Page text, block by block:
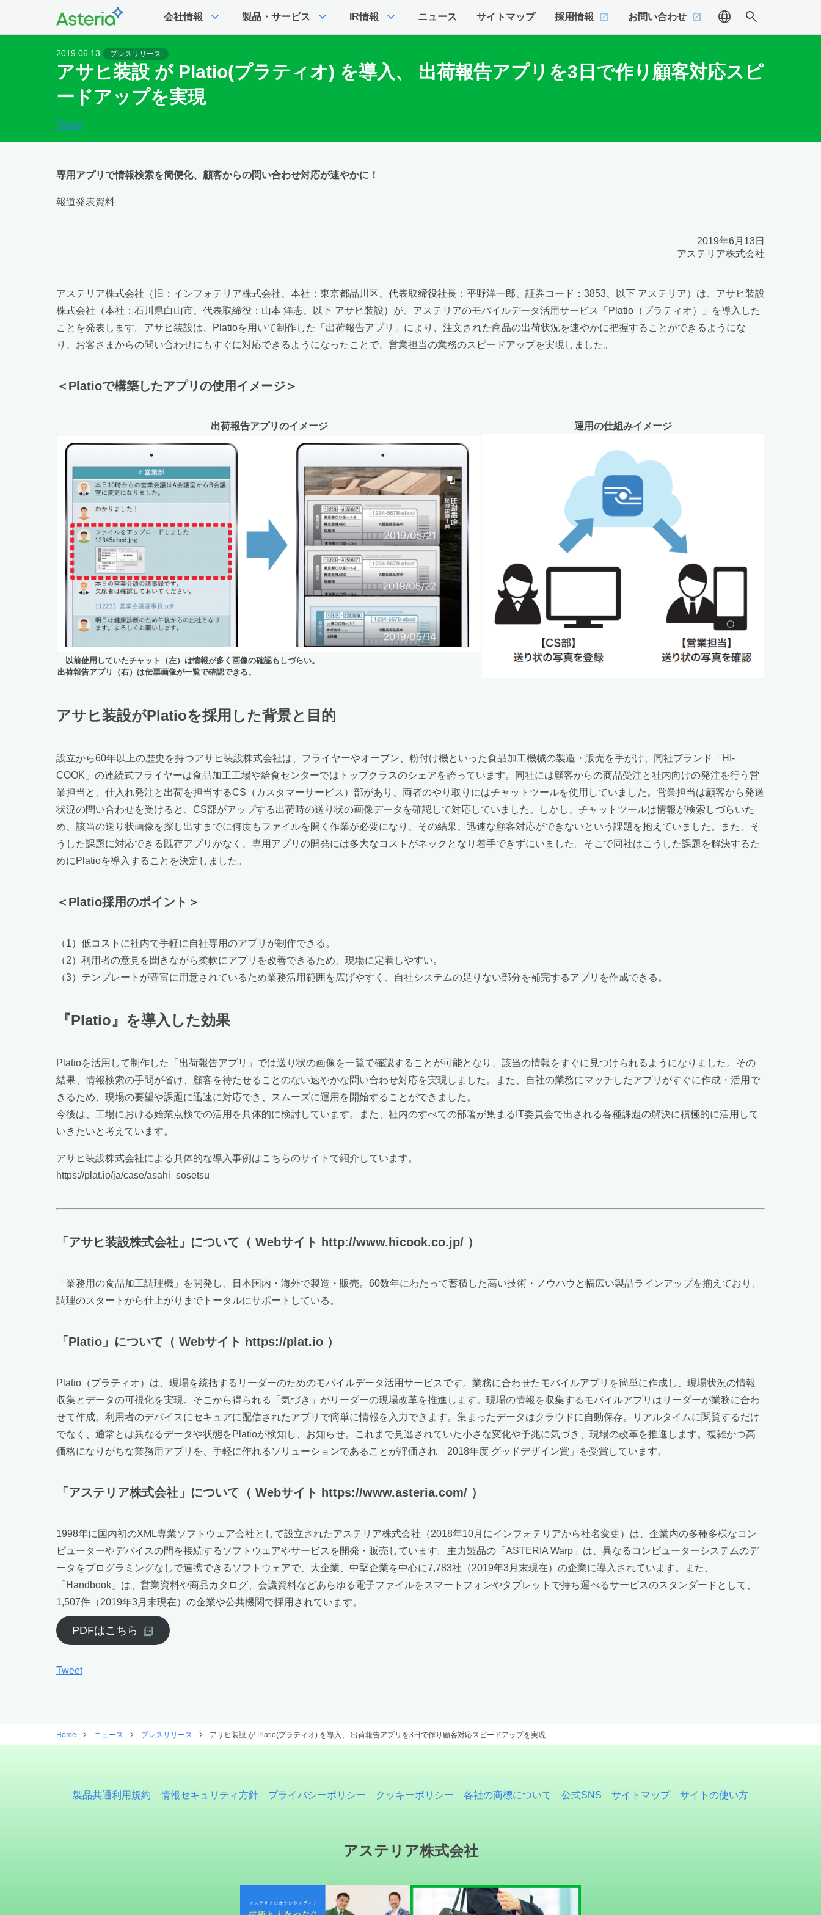
会社情報 expand_more 製品・サービス expand_more IR情報 expand_more ニュース サイトマップ 採用情報 お問い合わせ language search
2019.06.13 プレスリリース
アサヒ装設 が Platio(プラティオ) を導入、 出荷報告アプリを3日で作り顧客対応スピ
ードアップを実現
Tweet
専用アプリで情報検索を簡便化、顧客からの問い合わせ対応が速やかに！
報道発表資料
2019年6月13日
アステリア株式会社
アステリア株式会社（旧：インフォテリア株式会社、本社：東京都品川区、代表取締役社長：平野洋一郎、証券コード：3853、以下 アステリア）は、アサヒ装設
株式会社（本社：石川県白山市、代表取締役：山本 洋志、以下 アサヒ装設）が、アステリアのモバイルデータ活用サービス「Platio（プラティオ）」を導入した
ことを発表します。アサヒ装設は、Platioを用いて制作した「出荷報告アプリ」により、注文された商品の出荷状況を速やかに把握することができるようにな
り、お客さまからの問い合わせにもすぐに対応できるようになったことで、営業担当の業務のスピードアップを実現しました。
＜Platioで構築したアプリの使用イメージ＞
出荷報告アプリのイメージ 運用の仕組みイメージ
以前使用していたチャット（左）は情報が多く画像の確認もしづらい。
出荷報告アプリ（右）は伝票画像が一覧で確認できる。
アサヒ装設がPlatioを採用した背景と目的
設立から60年以上の歴史を持つアサヒ装設株式会社は、フライヤーやオーブン、粉付け機といった食品加工機械の製造・販売を手がけ、同社ブランド「HI-
COOK」の連続式フライヤーは食品加工工場や給食センターではトップクラスのシェアを誇っています。同社には顧客からの商品受注と社内向けの発注を行う営
業担当と、仕入れ発注と出荷を担当するCS（カスタマーサービス）部があり、両者のやり取りにはチャットツールを使用していました。営業担当は顧客から発送
状況の問い合わせを受けると、CS部がアップする出荷時の送り状の画像データを確認して対応していました。しかし、チャットツールは情報が検索しづらいた
め、該当の送り状画像を探し出すまでに何度もファイルを開く作業が必要になり、その結果、迅速な顧客対応ができないという課題を抱えていました。また、そ
うした課題に対応できる既存アプリがなく、専用アプリの開発には多大なコストがネックとなり着手できずにいました。そこで同社はこうした課題を解決するた
めにPlatioを導入することを決定しました。
＜Platio採用のポイント＞
（1）低コストに社内で手軽に自社専用のアプリが制作できる。
（2）利用者の意見を聞きながら柔軟にアプリを改善できるため、現場に定着しやすい。
（3）テンプレートが豊富に用意されているため業務活用範囲を広げやすく、自社システムの足りない部分を補完するアプリを作成できる。
『Platio』を導入した効果
Platioを活用して制作した「出荷報告アプリ」では送り状の画像を一覧で確認することが可能となり、該当の情報をすぐに見つけられるようになりました。その
結果、情報検索の手間が省け、顧客を待たせることのない速やかな問い合わせ対応を実現しました。また、自社の業務にマッチしたアプリがすぐに作成・活用で
きるため、現場の要望や課題に迅速に対応でき、スムーズに運用を開始することができました。
今後は、工場における始業点検での活用を具体的に検討しています。また、社内のすべての部署が集まるIT委員会で出される各種課題の解決に積極的に活用して
いきたいと考えています。
アサヒ装設株式会社による具体的な導入事例はこちらのサイトで紹介しています。
https://plat.io/ja/case/asahi_sosetsu
「アサヒ装設株式会社」について（ Webサイト http://www.hicook.co.jp/ ）
「業務用の食品加工調理機」を開発し、日本国内・海外で製造・販売。60数年にわたって蓄積した高い技術・ノウハウと幅広い製品ラインアップを揃えており、
調理のスタートから仕上がりまでトータルにサポートしている。
「Platio」について（ Webサイト https://plat.io ）
Platio（プラティオ）は、現場を統括するリーダーのためのモバイルデータ活用サービスです。業務に合わせたモバイルアプリを簡単に作成し、現場状況の情報
収集とデータの可視化を実現。そこから得られる「気づき」がリーダーの現場改革を推進します。現場の情報を収集するモバイルアプリはリーダーが業務に合わ
せて作成。利用者のデバイスにセキュアに配信されたアプリで簡単に情報を入力できます。集まったデータはクラウドに自動保存。リアルタイムに閲覧するだけ
でなく、通常とは異なるデータや状態をPlatioが検知し、お知らせ。これまで見逃されていた小さな変化や予兆に気づき、現場の改革を推進します。複雑かつ高
価格になりがちな業務用アプリを、手軽に作れるソリューションであることが評価され「2018年度 グッドデザイン賞」を受賞しています。
「アステリア株式会社」について（ Webサイト https://www.asteria.com/ ）
1998年に国内初のXML専業ソフトウェア会社として設立されたアステリア株式会社（2018年10月にインフォテリアから社名変更）は、企業内の多種多様なコン
ピューターやデバイスの間を接続するソフトウェアやサービスを開発・販売しています。主力製品の「ASTERIA Warp」は、異なるコンピューターシステムのデ
ータをプログラミングなしで連携できるソフトウェアで、大企業、中堅企業を中心に7,783社（2019年3月末現在）の企業に導入されています。また、
「Handbook」は、営業資料や商品カタログ、会議資料などあらゆる電子ファイルをスマートフォンやタブレットで持ち運べるサービスのスタンダードとして、
1,507件（2019年3月末現在）の企業や公共機関で採用されています。
PDFはこちら
Tweet
Home ニュース プレスリリース アサヒ装設 が Platio(プラティオ) を導入、 出荷報告アプリを3日で作り顧客対応スピードアップを実現
製品共通利用規約 情報セキュリティ方針 プライバシーポリシー クッキーポリシー 各社の商標について 公式SNS サイトマップ サイトの使い方
アステリア株式会社